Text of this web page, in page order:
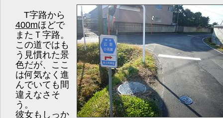
T字路から
400mほどで
またＴ字路。
この道ではも
う見慣れた景
色だが、ここ
は何気なく進
んでいても間
違えなさそ
う。
彼女もしっか